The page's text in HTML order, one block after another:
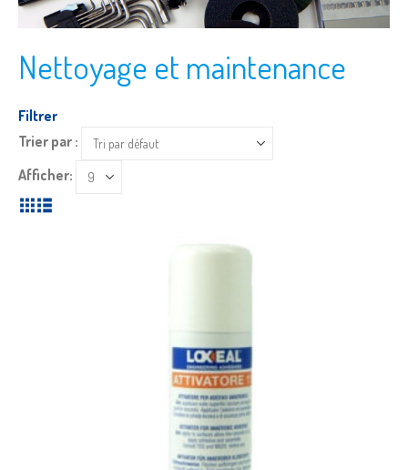
Nettoyage et maintenance
Filtrer
Trier par :
Afficher: